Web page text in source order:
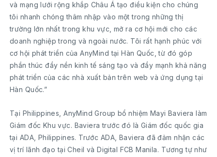
và mạng lưới rộng khắp Châu Á tạo điều kiện cho chúng
tôi nhanh chóng thâm nhập vào một trong những thị
trường lớn nhất trong khu vực, mở ra cơ hội mới cho các
doanh nghiệp trong và ngoài nước. Tôi rất hạnh phúc với
cơ hội phát triển của AnyMind tại Hàn Quốc, từ đó góp
phần thúc đẩy nền kinh tế sáng tạo và đẩy mạnh khả năng
phát triển của các nhà xuất bản trên web và ứng dụng tại
Hàn Quốc.”
Tại Philippines, AnyMind Group bổ nhiệm Mayi Baviera làm
Giám đốc Khu vực. Baviera trước đó là Giám đốc quốc gia
tại ADA, Philippines. Trước ADA, Baviera đã đảm nhận các
vị trí lãnh đạo tại Cheil và Digital FCB Manila. Tương tự như